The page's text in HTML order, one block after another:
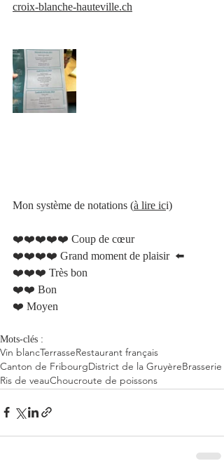
croix-blanche-hauteville.ch
Mon système de notations (à lire ici)
❤️❤️❤️❤️❤️ Coup de cœur
❤️❤️❤️❤️ Grand moment de plaisir  ⬅️
❤️❤️ Bon
❤️ Moyen
Mots-clés :
Vin blancTerrasseRestaurant français
Canton de FribourgDistrict de la GruyèreBrasserie
Ris de veauChoucroute de poissons